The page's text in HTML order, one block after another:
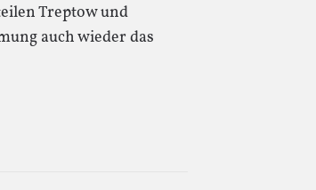
Treptow und
auch wieder das